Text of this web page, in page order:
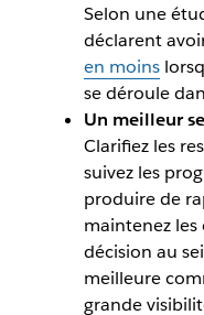
Selon une
déclarent
en moins
se déroule
Un meilleur
Clarifiez les
suivez les
produire de
maintenez
décision au
meilleure
grande